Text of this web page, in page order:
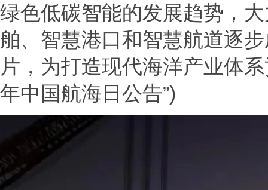
绿色低碳智能的发展趋势，
舶、智慧港口和智慧航道逐
片，为打造现代海洋产业体
年中国航海日公告”)